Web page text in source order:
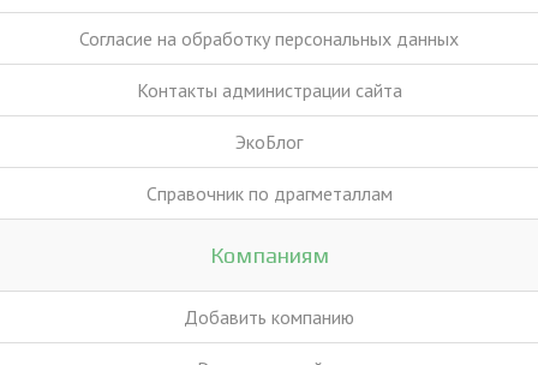
Согласие на обработку персональных данных
Контакты администрации сайта
ЭкоБлог
Справочник по драгметаллам
Компаниям
Добавить компанию